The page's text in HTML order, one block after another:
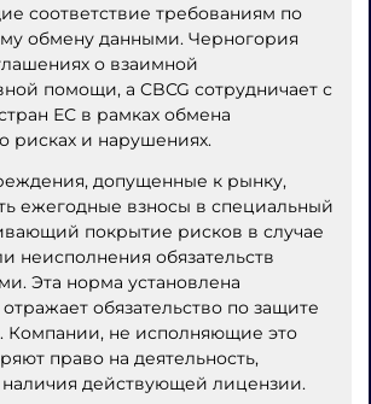
соответствие требованиям по
обмену данными. Черногория
о взаимной
помощи, а CBCG сотрудничает с
ЕС в рамках обмена
рисках и нарушениях.
допущенные к рынку,
ежегодные взносы в специальный
покрытие рисков в случае
неисполнения обязательств
Эта норма установлена
обязательство по защите
Компании, не исполняющие это
право на деятельность,
наличия действующей лицензии.